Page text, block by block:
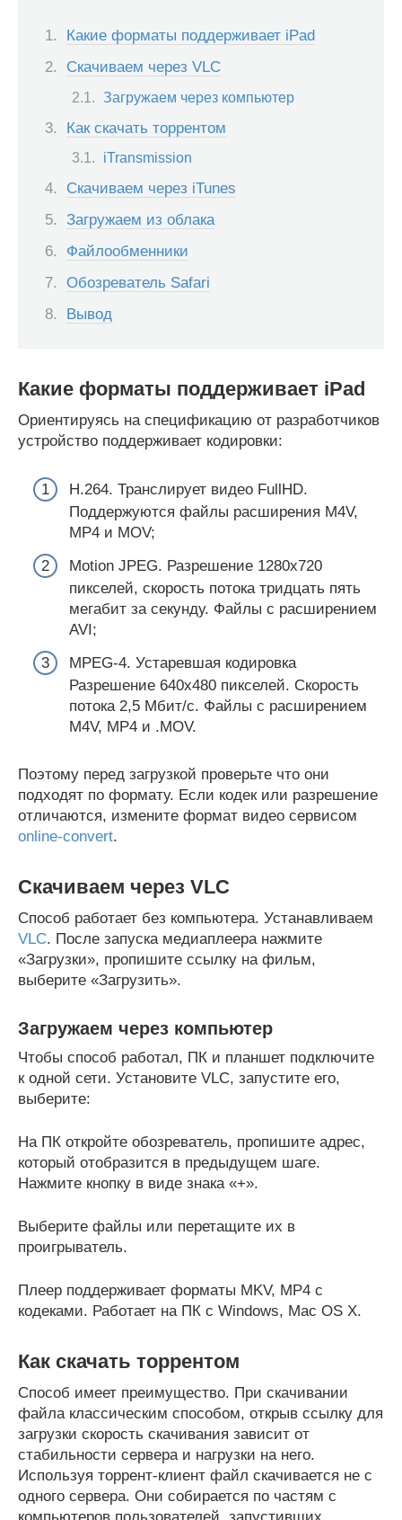
Какие форматы поддерживает iPad
Скачиваем через VLC
Загружаем через компьютер
Как скачать торрентом
iTransmission
Скачиваем через iTunes
Загружаем из облака
Файлообменники
Обозреватель Safari
Вывод
Какие форматы поддерживает iPad
Ориентируясь на спецификацию от разработчиков
устройство поддерживает кодировки:
Н.264. Транслирует видео FullHD.
Поддержуются файлы расширения M4V,
МР4 и MOV;
Motion JPEG. Разрешение 1280х720
пикселей, скорость потока тридцать пять
мегабит за секунду. Файлы с расширением
AVI;
MPEG-4. Устаревшая кодировка
Разрешение 640х480 пикселей. Скорость
потока 2,5 Мбит/с. Файлы с расширением
M4V, МР4 и .MOV.
Поэтому перед загрузкой проверьте что они
подходят по формату. Если кодек или разрешение
отличаются, измените формат видео сервисом
online-convert.
Скачиваем через VLC
Способ работает без компьютера. Устанавливаем
VLC. После запуска медиаплеера нажмите
«Загрузки», пропишите ссылку на фильм,
выберите «Загрузить».
Загружаем через компьютер
Чтобы способ работал, ПК и планшет подключите
к одной сети. Установите VLC, запустите его,
выберите:
На ПК откройте обозреватель, пропишите адрес,
который отобразится в предыдущем шаге.
Нажмите кнопку в виде знака «+».
Выберите файлы или перетащите их в
проигрыватель.
Плеер поддерживает форматы MKV, МР4 с
кодеками. Работает на ПК с Windows, Mac OS X.
Как скачать торрентом
Способ имеет преимущество. При скачивании
файла классическим способом, открыв ссылку для
загрузки скорость скачивания зависит от
стабильности сервера и нагрузки на него.
Используя торрент-клиент файл скачивается не с
одного сервера. Они собирается по частям с